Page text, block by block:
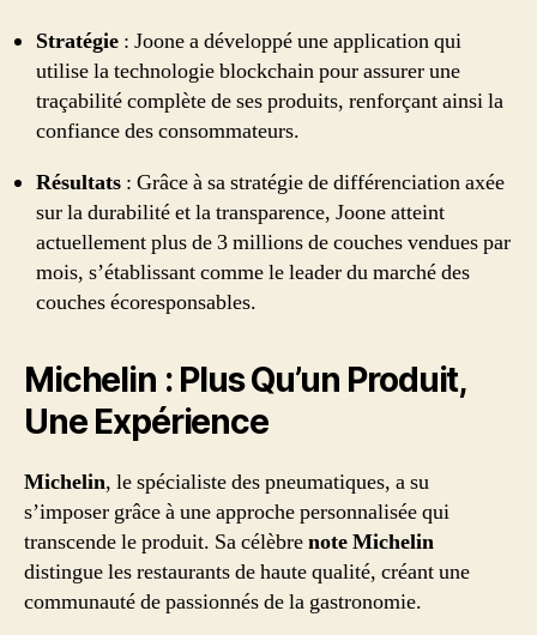
Stratégie : Joone a développé une application qui
utilise la technologie blockchain pour assurer une
traçabilité complète de ses produits, renforçant ainsi la
confiance des consommateurs.
Résultats : Grâce à sa stratégie de différenciation axée
sur la durabilité et la transparence, Joone atteint
actuellement plus de 3 millions de couches vendues par
mois, s’établissant comme le leader du marché des
couches écoresponsables.
Michelin : Plus Qu’un Produit,
Une Expérience
Michelin, le spécialiste des pneumatiques, a su
s’imposer grâce à une approche personnalisée qui
transcende le produit. Sa célèbrenote Michelin
distingue les restaurants de haute qualité, créant une
communauté de passionnés de la gastronomie.